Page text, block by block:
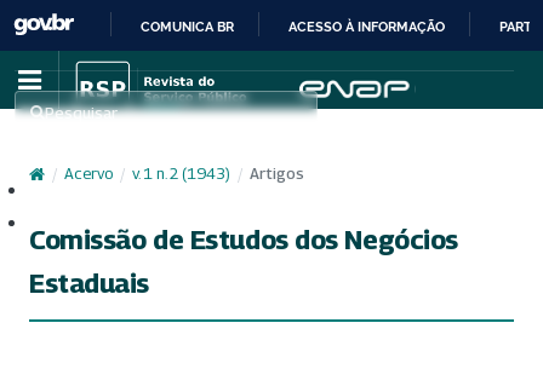
IR
PARA
CONTEÚDO
COMUNICA BR ACESSO À INFORMAÇÃO
Pesquisar
/ Acervo / v. 1 n. 2 (1943) / Artigos
Comissão de Estudos dos Negócios
Estaduais